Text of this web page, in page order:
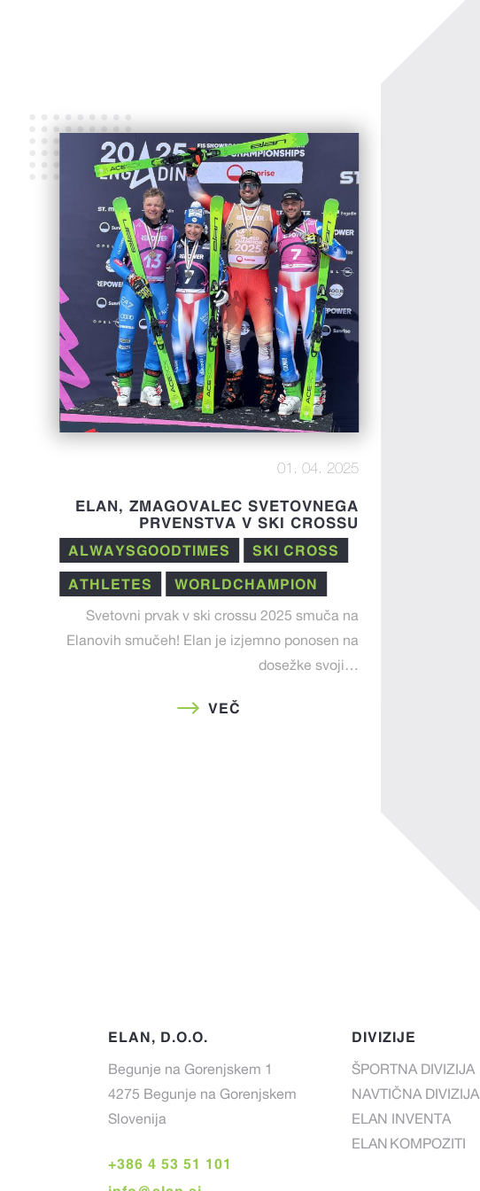
01. 04. 2025
ELAN, ZMAGOVALEC SVETOVNEGA
PRVENSTVA V SKI CROSSU
ALWAYSGOODTIMES SKI CROSS
ATHLETES WORLDCHAMPION
Svetovni prvak v ski crossu 2025 smuča na
Elanovih smučeh! Elan je izjemno ponosen na
dosežke svoji…
VEČ
ELAN, D.O.O.
Begunje na Gorenjskem 1
4275 Begunje na Gorenjskem
Slovenija
+386 4 53 51 101
DIVIZIJE
ŠPORTNA DIVIZIJA
NAVTIČNA DIVIZIJA
ELAN INVENTA
ELAN KOMPOZITI